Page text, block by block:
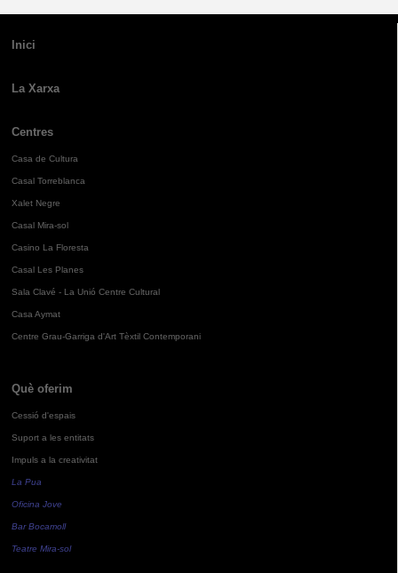
Inici
La Xarxa
Centres
Casa de Cultura
Casal Torreblanca
Xalet Negre
Casal Mira-sol
Casino La Floresta
Casal Les Planes
Sala Clavé - La Unió Centre Cultural
Casa Aymat
Centre Grau-Garriga d'Art Tèxtil Contemporani
Què oferim
Cessió d'espais
Suport a les entitats
Impuls a la creativitat
La Pua
Oficina Jove
Bar Bocamoll
Teatre Mira-sol